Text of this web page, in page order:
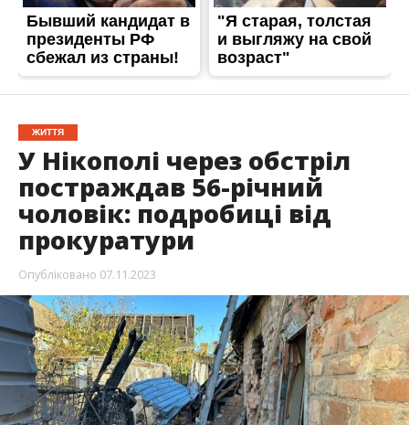
ЖИТТЯ
У Нікополі через обстріл
постраждав 56-річний
чоловік: подробиці від
прокуратури
Опубліковано 07.11.2023